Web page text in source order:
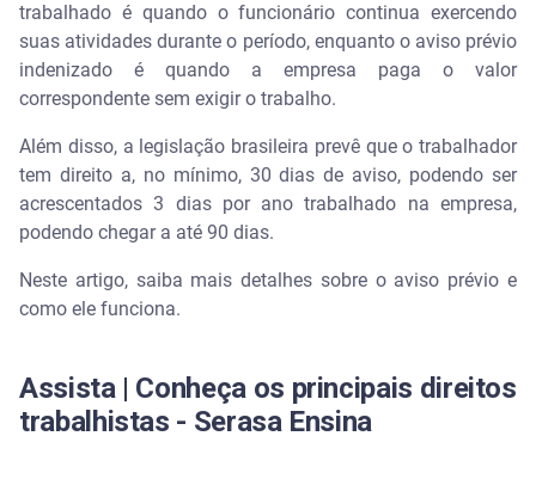
Quantos dias de aviso prévio é preciso cumprir?
Essa regra tem considerações importantes:
Quem pede demissão precisa cumprir aviso prévio?
A pessoa pode sair mais cedo durante o aviso
prévio? Entenda a redução de jornada
Descomplique com a Serasa
Quais são as regras de aviso prévio?
trabalhado é quando o funcionário continua exercendo
suas atividades durante o período, enquanto o aviso prévio
indenizado é quando a empresa paga o valor
correspondente sem exigir o trabalho.
Além disso, a legislação brasileira prevê que o trabalhador
tem direito a, no mínimo, 30 dias de aviso, podendo ser
acrescentados 3 dias por ano trabalhado na empresa,
podendo chegar a até 90 dias.
Neste artigo, saiba mais detalhes sobre o aviso prévio e
como ele funciona.
Assista | Conheça os principais direitos
trabalhistas - Serasa Ensina